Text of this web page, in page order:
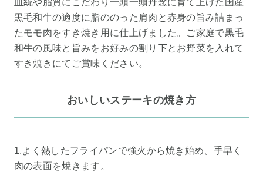
黒毛和牛の適度に脂ののった肩肉と赤身の旨み詰まっ
たモモ肉をすき焼き用に仕上げました。ご家庭で黒毛
和牛の風味と旨みをお好みの割り下とお野菜を入れて
すき焼きにてご賞味ください。
おいしいステーキの焼き方
1.よく熱したフライパンで強火から焼き始め、手早く
肉の表面を焼きます。